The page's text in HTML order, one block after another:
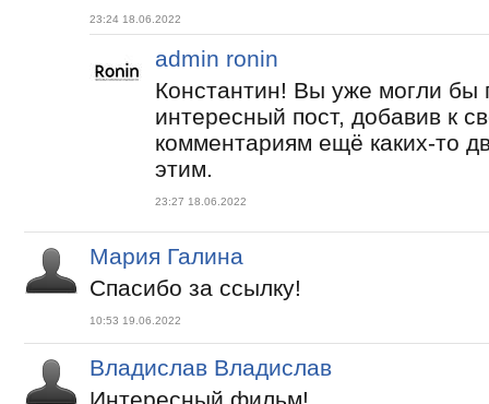
23:24 18.06.2022
admin ronin
Константин! Вы уже могли бы
интересный пост, добавив к
комментариям ещё каких-то
этим.
23:27 18.06.2022
Мария Галина
Спасибо за ссылку!
10:53 19.06.2022
Владислав Владислав